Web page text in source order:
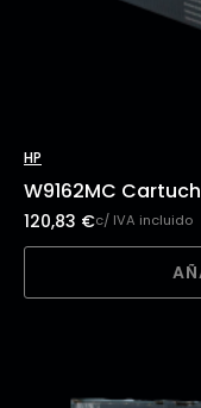
HP
W9162MC
120,83 €c/ IVA incluido